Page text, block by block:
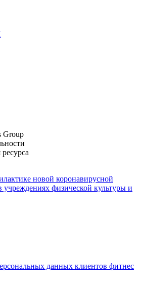
Group
новой коронавирусной
физической культуры и
данных клиентов фитнес